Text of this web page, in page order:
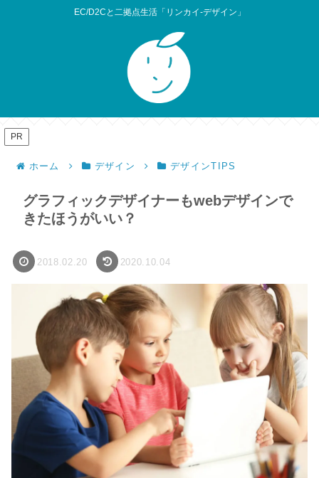
EC/D2Cと二拠点生活「リンカイ-デザイン」
PR
ホーム デザイン デザインTIPS
グラフィックデザイナーもwebデザインで
きたほうがいい？
2018.02.20 2020.10.04